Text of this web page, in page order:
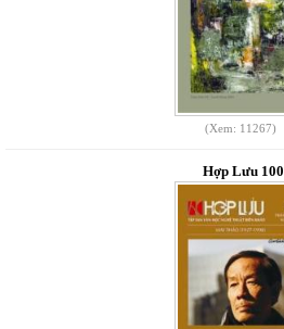
(Xem: 11267)
Hợp Lưu 100